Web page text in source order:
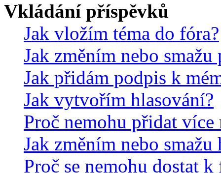
Vkládání příspěvků
Jak vložím téma do fóra?
Jak změním nebo smažu
Jak přidám podpis k
Jak vytvořím hlasování?
Proč nemohu přidat
Jak změním nebo smažu
Proč se nemohu dostat k